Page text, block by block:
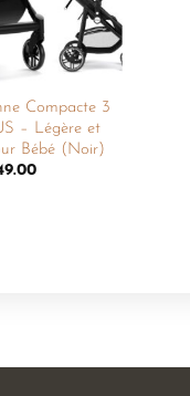
Compacte 3
– Légère et
Bébé (Noir)